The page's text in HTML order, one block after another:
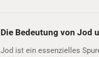
Die Bedeutung von Jod
Jod ist ein essenzielles